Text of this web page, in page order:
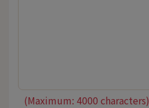
(Maximum: 4000 characters)